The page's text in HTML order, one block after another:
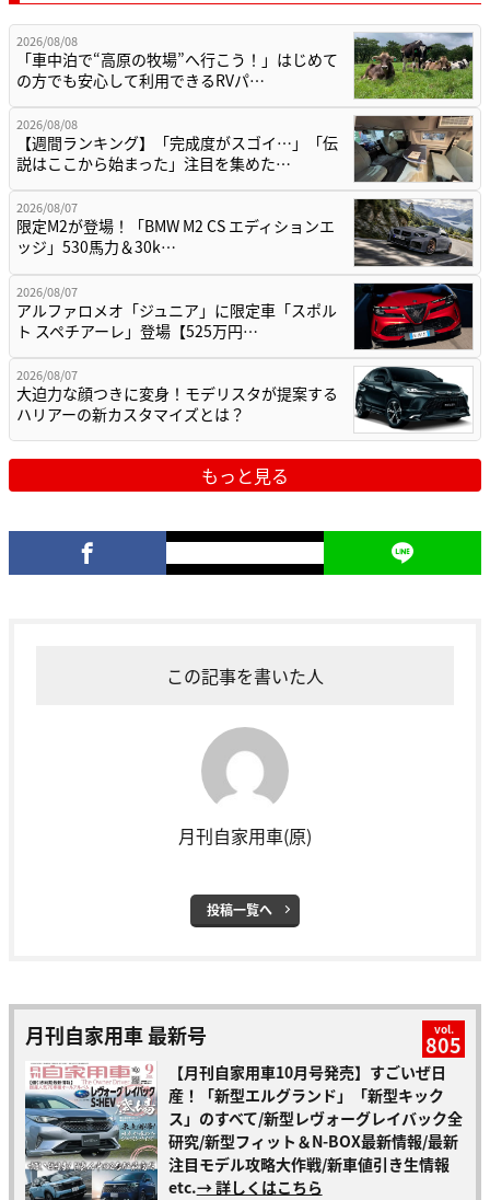
2026/08/08
「車中泊で“高原の牧場”へ行こう！」はじめて
の方でも安心して利用できるRVパ…
2026/08/08
【週間ランキング】「完成度がスゴイ…」「伝
説はここから始まった」注目を集めた…
2026/08/07
限定M2が登場！「BMW M2 CS エディションエ
ッジ」530馬力＆30k…
2026/08/07
アルファロメオ「ジュニア」に限定車「スポル
ト スペチアーレ」登場【525万円…
2026/08/07
大迫力な顔つきに変身！モデリスタが提案する
ハリアーの新カスタマイズとは？
もっと見る
この記事を書いた人
月刊自家用車(原)
投稿一覧へ
月刊自家用車 最新号 vol.
805
【月刊自家用車10月号発売】すごいぜ日
産！「新型エルグランド」「新型キック
ス」のすべて/新型レヴォーグレイバック全
研究/新型フィット＆N-BOX最新情報/最新
注目モデル攻略大作戦/新車値引き生情報
etc.→ 詳しくはこちら